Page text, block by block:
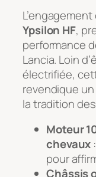
Ypsilon HF,
performance
Lancia. Loin
électrifiée,
revendique
la tradition
Moteur
chevaux
pour
Châssis